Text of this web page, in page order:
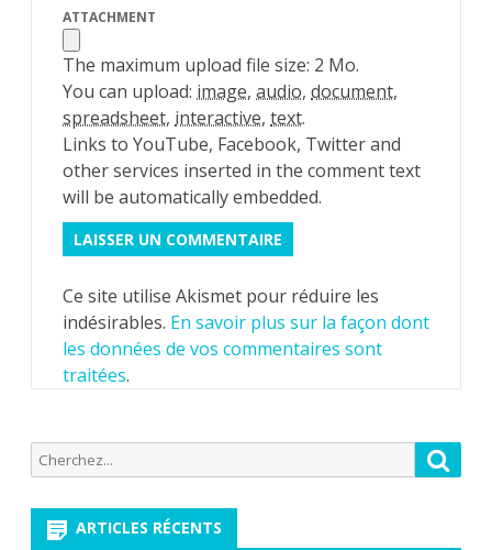
ATTACHMENT
The maximum upload file size: 2 Mo.
You can upload: image, audio, document,
spreadsheet, interactive, text.
Links to YouTube, Facebook, Twitter and
other services inserted in the comment text
will be automatically embedded.
Ce site utilise Akismet pour réduire les
indésirables. En savoir plus sur la façon dont
les données de vos commentaires sont
traitées.
Recherche
pour:
ARTICLES RÉCENTS